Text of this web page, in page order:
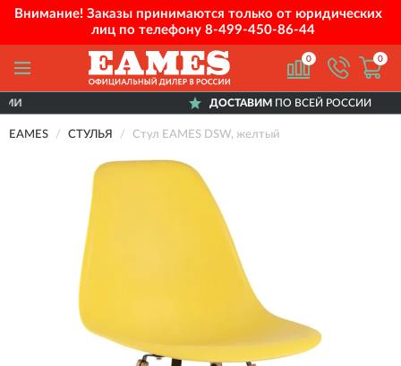
Внимание! Заказы принимаются только от юридических
лиц по телефону 8-499-450-86-44
0 0
ДОСТАВИМПО ВСЕЙ РОССИИ
EAMES СТУЛЬЯ Стул EAMES DSW, желтый